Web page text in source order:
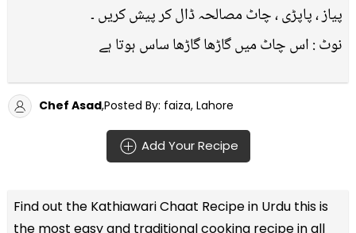
پیاز ، پاپڑی ، چاٹ مصالحہ ڈال کر پیش کریں ۔
نوٹ : اس چاٹ میں گاڑھا گاڑھا ساس ہوتا ہے
Chef Asad,Posted By: faiza, Lahore
Add Your Recipe
Find out the Kathiawari Chaat Recipe in Urdu this is
the most easy and traditional cooking recipe in all